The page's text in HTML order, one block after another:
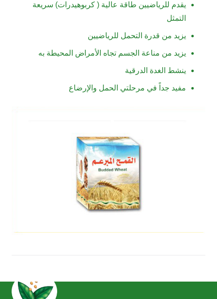
يقدم للرياضيين طاقة عالية ( كربوهيدرات) سريعة
التمثل
يزيد من قدرة التحمل للرياضيين
يزيد من مناعة الجسم تجاه الأمراض المحيطة به
ينشط الغدة الدرقية
مفيد جداً في مرحلتي الحمل والإرضاع